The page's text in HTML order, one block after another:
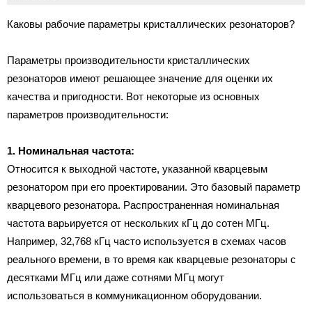
Каковы рабочие параметры кристаллических резонаторов?
Параметры производительности кристаллических
резонаторов имеют решающее значение для оценки их
качества и пригодности. Вот некоторые из основных
параметров производительности:
1. Номинальная частота:
Относится к выходной частоте, указанной кварцевым
резонатором при его проектировании. Это базовый параметр
кварцевого резонатора. Распространенная номинальная
частота варьируется от нескольких кГц до сотен МГц.
Например, 32,768 кГц часто используется в схемах часов
реального времени, в то время как кварцевые резонаторы с
десятками МГц или даже сотнями МГц могут
использоваться в коммуникационном оборудовании.